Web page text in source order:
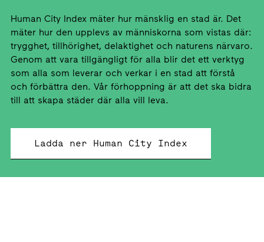
Human City Index mäter hur mänsklig en stad är. Det
mäter hur den upplevs av människorna som vistas där:
trygghet, tillhörighet, delaktighet och naturens närvaro.
Genom att vara tillgängligt för alla blir det ett verktyg
som alla som leverar och verkar i en stad att förstå
och förbättra den. Vår förhoppning är att det ska bidra
till att skapa städer där alla vill leva.
Ladda ner Human City Index